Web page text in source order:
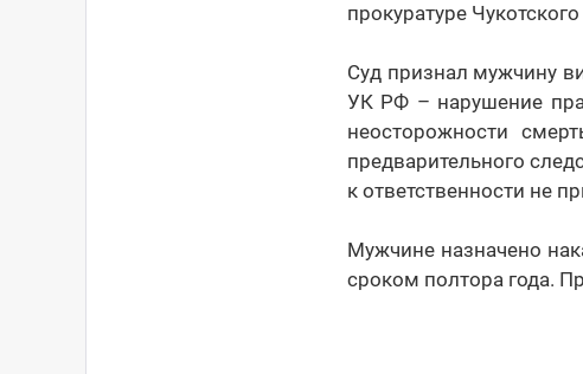
прокуратуре
Суд признал мужчину
УК РФ – нарушение
неосторожности
предварительного
к ответственности не
Мужчине назначено
сроком полтора года.